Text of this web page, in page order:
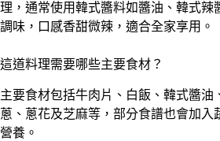
理，通常使用韓式醬料如醬油、韓式辣
調味，口感香甜微辣，適合全家享用。
這道料理需要哪些主要食材？
主要食材包括牛肉片、白飯、韓式醬油
蔥、蔥花及芝麻等，部分食譜也會加入
營養。